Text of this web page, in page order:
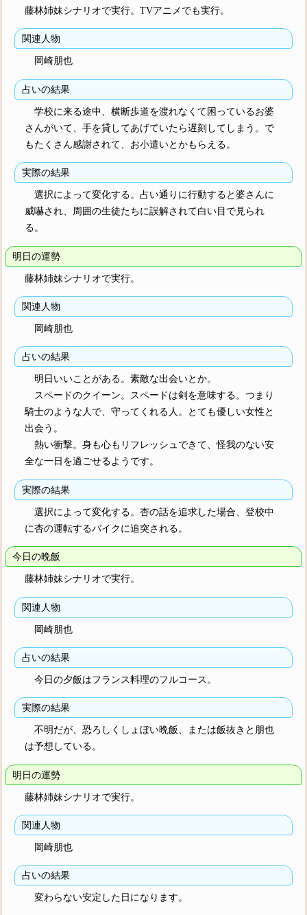
藤林姉妹シナリオで実行。TVアニメでも実行。
関連人物
岡崎朋也
占いの結果
学校に来る途中、横断歩道を渡れなくて困っているお婆
さんがいて、手を貸してあげていたら遅刻してしまう。で
もたくさん感謝されて、お小遣いとかもらえる。
実際の結果
選択によって変化する。占い通りに行動すると婆さんに
威嚇され、周囲の生徒たちに誤解されて白い目で見られ
る。
明日の運勢
藤林姉妹シナリオで実行。
関連人物
岡崎朋也
占いの結果
明日いいことがある。素敵な出会いとか。
スペードのクイーン。スペードは剣を意味する。つまり
騎士のような人で、守ってくれる人。とても優しい女性と
出会う。
熱い衝撃。身も心もリフレッシュできて、怪我のない安
全な一日を過ごせるようです。
実際の結果
選択によって変化する。杏の話を追求した場合、登校中
に杏の運転するバイクに追突される。
今日の晩飯
藤林姉妹シナリオで実行。
関連人物
岡崎朋也
占いの結果
今日の夕飯はフランス料理のフルコース。
実際の結果
不明だが、恐ろしくしょぼい晩飯、または飯抜きと朋也
は予想している。
明日の運勢
藤林姉妹シナリオで実行。
関連人物
岡崎朋也
占いの結果
変わらない安定した日になります。